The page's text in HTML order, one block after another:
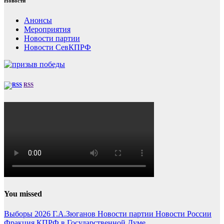
Анонсы
Мероприятия
Новости партии
Новости СевКПРФ
RSS
You missed
Выборы 2026 Г.А.Зюганов Новости партии Новости России